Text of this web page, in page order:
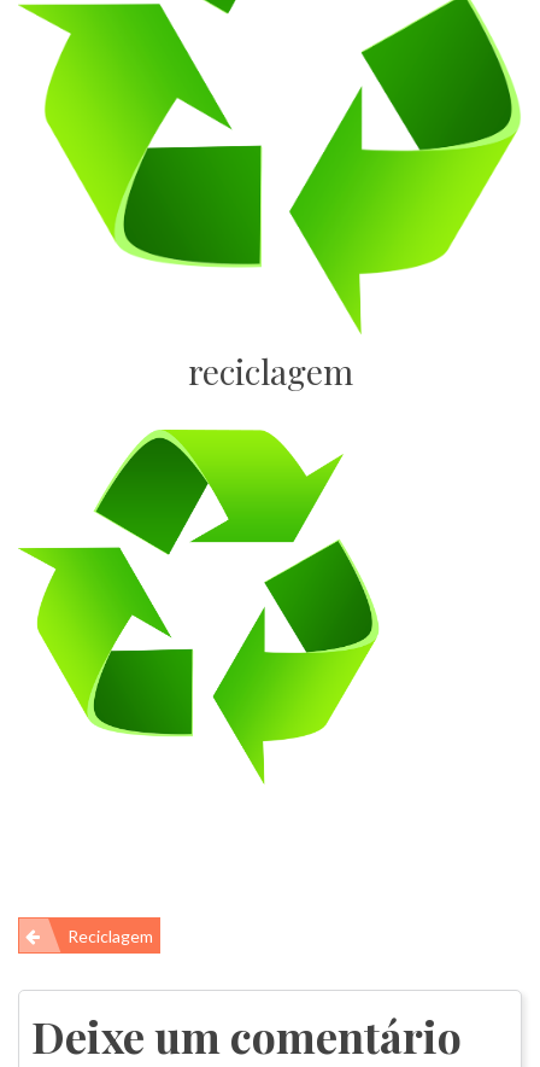
reciclagem
Navegação
de
Post
Reciclagem
Deixe um comentário